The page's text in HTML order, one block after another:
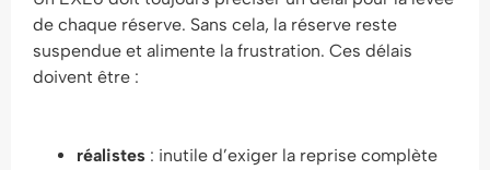
de chaque réserve. Sans cela, la réserve reste
suspendue et alimente la frustration. Ces délais
doivent être :
réalistes : inutile d’exiger la reprise complète